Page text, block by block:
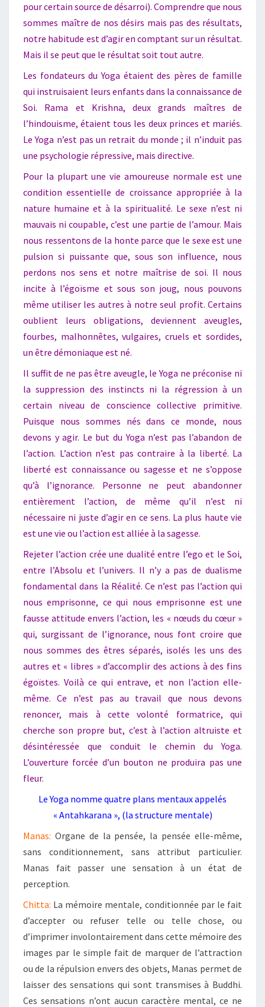
pour certain source de désarroi). Comprendre que nous
sommes maître de nos désirs mais pas des résultats,
notre habitude est d’agir en comptant sur un résultat.
Mais il se peut que le résultat soit tout autre.
Les fondateurs du Yoga étaient des pères de famille
qui instruisaient leurs enfants dans la connaissance de
Soi. Rama et Krishna, deux grands maîtres de
l’hindouisme, étaient tous les deux princes et mariés.
Le Yoga n’est pas un retrait du monde ; il n’induit pas
une psychologie répressive, mais directive.
Pour la plupart une vie amoureuse normale est une
condition essentielle de croissance appropriée à la
nature humaine et à la spiritualité. Le sexe n’est ni
mauvais ni coupable, c’est une partie de l’amour. Mais
nous ressentons de la honte parce que le sexe est une
pulsion si puissante que, sous son influence, nous
perdons nos sens et notre maîtrise de soi. Il nous
incite à l’égoïsme et sous son joug, nous pouvons
même utiliser les autres à notre seul profit. Certains
oublient leurs obligations, deviennent aveugles,
fourbes, malhonnêtes, vulgaires, cruels et sordides,
un être démoniaque est né.
Il suffit de ne pas être aveugle, le Yoga ne préconise ni
la suppression des instincts ni la régression à un
certain niveau de conscience collective primitive.
Puisque nous sommes nés dans ce monde, nous
devons y agir. Le but du Yoga n’est pas l’abandon de
l’action. L’action n’est pas contraire à la liberté. La
liberté est connaissance ou sagesse et ne s’oppose
qu’à l’ignorance. Personne ne peut abandonner
entièrement l’action, de même qu’il n’est ni
nécessaire ni juste d’agir en ce sens. La plus haute vie
est une vie ou l’action est alliée à la sagesse.
Rejeter l’action crée une dualité entre l’ego et le Soi,
entre l’Absolu et l’univers. Il n’y a pas de dualisme
fondamental dans la Réalité. Ce n’est pas l’action qui
nous emprisonne, ce qui nous emprisonne est une
fausse attitude envers l’action, les « nœuds du cœur »
qui, surgissant de l’ignorance, nous font croire que
nous sommes des êtres séparés, isolés les uns des
autres et « libres » d’accomplir des actions à des fins
égoïstes. Voilà ce qui entrave, et non l’action elle-
même. Ce n’est pas au travail que nous devons
renoncer, mais à cette volonté formatrice, qui
cherche son propre but, c’est à l’action altruiste et
désintéressée que conduit le chemin du Yoga.
L’ouverture forcée d’un bouton ne produira pas une
fleur.
Le Yoga nomme quatre plans mentaux appelés
« Antahkarana », (la structure mentale)
Manas: Organe de la pensée, la pensée elle-même,
sans conditionnement, sans attribut particulier.
Manas fait passer une sensation à un état de
perception.
Chitta: La mémoire mentale, conditionnée par le fait
d’accepter ou refuser telle ou telle chose, ou
d’imprimer involontairement dans cette mémoire des
images par le simple fait de marquer de l’attraction
ou de la répulsion envers des objets, Manas permet de
laisser des sensations qui sont transmises à Buddhi.
Ces sensations n’ont aucun caractère mental, ce ne